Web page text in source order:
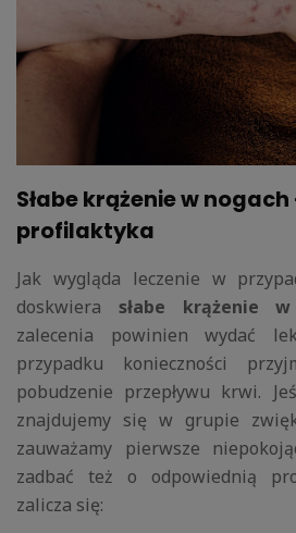
Słabe krążenie w
profilaktyka
Jak wygląda leczenie w
doskwiera słabe krążenie
zalecenia powinien wydać
przypadku konieczności
pobudzenie przepływu krwi.
znajdujemy się w grupie
zauważamy pierwsze
zadbać też o odpowiednią
zalicza się: